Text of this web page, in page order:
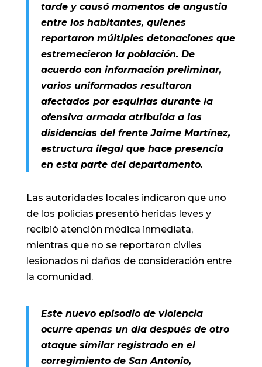
tarde y causó momentos de angustia
entre los habitantes, quienes
reportaron múltiples detonaciones que
estremecieron la población. De
acuerdo con información preliminar,
varios uniformados resultaron
afectados por esquirlas durante la
ofensiva armada atribuida a las
disidencias del frente Jaime Martínez,
estructura ilegal que hace presencia
en esta parte del departamento.
Las autoridades locales indicaron que uno
de los policías presentó heridas leves y
recibió atención médica inmediata,
mientras que no se reportaron civiles
lesionados ni daños de consideración entre
la comunidad.
Este nuevo episodio de violencia
ocurre apenas un día después de otro
ataque similar registrado en el
corregimiento de San Antonio,